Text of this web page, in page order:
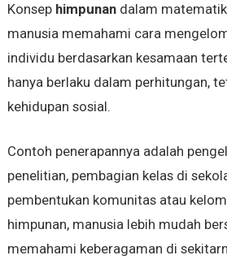
Konsep himpunandalam
manusia memahami cara
individu berdasarkan kesamaan
hanya berlaku dalam perhitungan,
kehidupan sosial.
Contoh penerapannya adalah
penelitian, pembagian kelas di
pembentukan komunitas atau
himpunan, manusia lebih mudah
memahami keberagaman di